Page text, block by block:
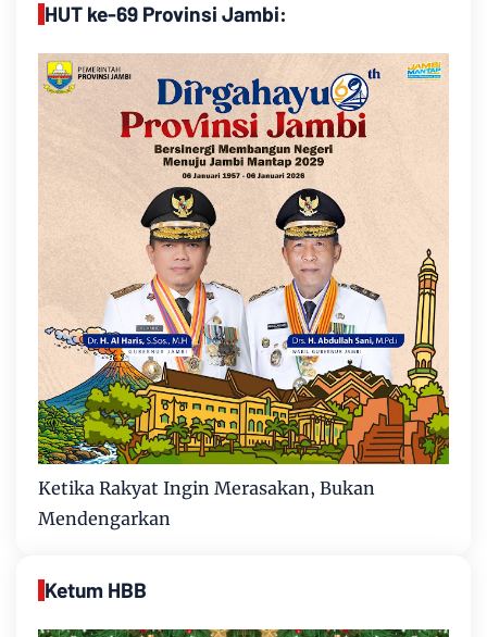
HUT ke-69 Provinsi Jambi:
Ketika Rakyat Ingin Merasakan, Bukan
Mendengarkan
Ketum HBB